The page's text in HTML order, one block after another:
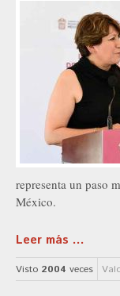
representa un paso
México.
Leer más ...
Visto 2004 veces